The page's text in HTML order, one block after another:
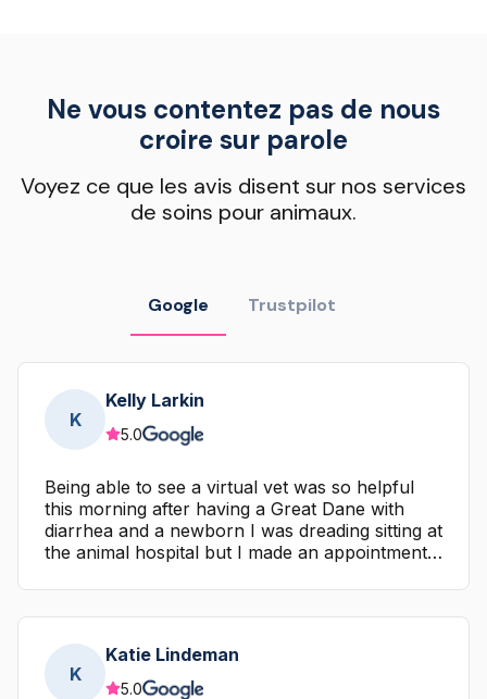
Ne vous contentez pas de nous
croire sur parole
Voyez ce que les avis disent sur nos services
de soins pour animaux.
Google Trustpilot
K
Kelly Larkin
5.0
Being able to see a virtual vet was so helpful
this morning after having a Great Dane with
diarrhea and a newborn I was dreading sitting at
the animal hospital but I made an appointment
for the appointment and gave me advice for his
acute situation and a long term plan for his
sensitive stomach and allergies. She was so
professional, knowledgeable and
compassionate.
K
Katie Lindeman
5.0